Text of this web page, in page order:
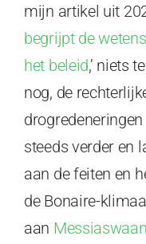
mijn artikel uit
begrijpt de
het beleid,’ niets
nog, de
steeds verder en
aan de feiten en
de Bonaire-
aan Messiaswaan